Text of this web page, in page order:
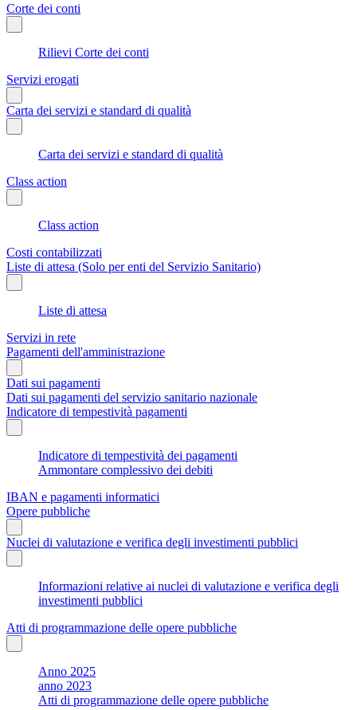
Corte dei conti
Rilievi Corte dei conti
Servizi erogati
Carta dei servizi e standard di qualità
Carta dei servizi e standard di qualità
Class action
Class action
Costi contabilizzati
Liste di attesa (Solo per enti del Servizio Sanitario)
Liste di attesa
Servizi in rete
Pagamenti dell'amministrazione
Dati sui pagamenti
Dati sui pagamenti del servizio sanitario nazionale
Indicatore di tempestività pagamenti
Indicatore di tempestività dei pagamenti
Ammontare complessivo dei debiti
IBAN e pagamenti informatici
Opere pubbliche
Nuclei di valutazione e verifica degli investimenti pubblici
Informazioni relative ai nuclei di valutazione e verifica degli
investimenti pubblici
Atti di programmazione delle opere pubbliche
Anno 2025
anno 2023
Atti di programmazione delle opere pubbliche